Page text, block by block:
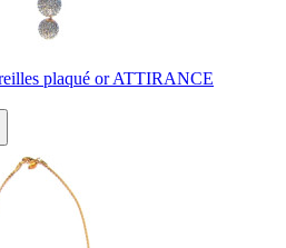
plaqué or ATTIRANCE